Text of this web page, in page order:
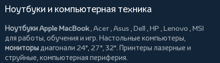
Ноутбуки и компьютерная техника
Ноутбуки Apple MacBook,Acer ,Asus ,Dell ,HP ,Lenovo ,MSI
для работы, обучения и игр. Настольные компьютеры,
мониторыдиагонали 24", 27", 32". Принтеры лазерные и
струйные, компьютерная периферия.